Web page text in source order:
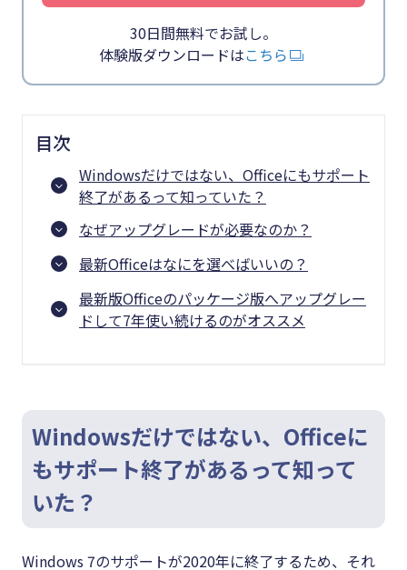
30日間無料でお試し。
体験版ダウンロードはこちら
目次
Windowsだけではない、Officeにもサポート
終了があるって知っていた？
なぜアップグレードが必要なのか？
最新Officeはなにを選べばいいの？
最新版Officeのパッケージ版へアップグレー
ドして7年使い続けるのがオススメ
Windowsだけではない、Officeに
もサポート終了があるって知って
いた？
Windows 7のサポートが2020年に終了するため、それ